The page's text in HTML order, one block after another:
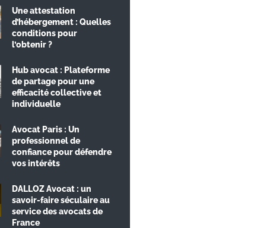
Une attestation
d’hébergement : Quelles
conditions pour
l’obtenir ?
Hub avocat : Plateforme
de partage pour une
efficacité collective et
individuelle
Avocat Paris : Un
professionnel de
confiance pour défendre
vos intérêts
DALLOZ Avocat : un
savoir-faire séculaire au
service des avocats de
France